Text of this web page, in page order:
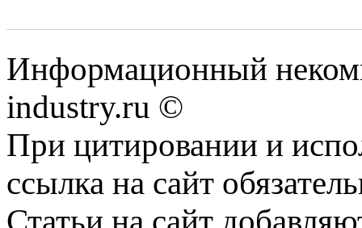
Информационный
industry.ru ©
При цитировании и
ссылка на сайт